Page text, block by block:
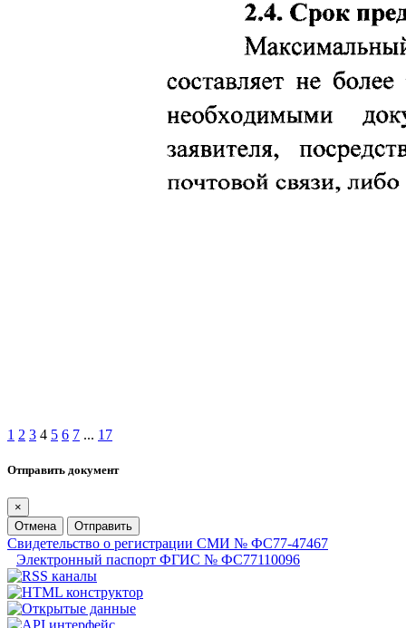
1 2 3 4 5 6 7 ... 17
Отправить документ
×
Отмена
Отправить
Свидетельство о регистрации СМИ № ФС77-47467
Электронный паспорт ФГИС № ФС77110096